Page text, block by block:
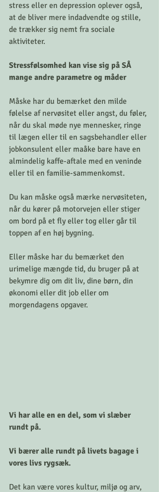
stress eller en depression oplever også,
at de bliver mere indadvendte og stille,
de trækker sig nemt fra sociale
aktiviteter.
Stressfølsomhed kan vise sig på SÅ
mange andre parametre og måder
Måske har du bemærket den milde
følelse af nervøsitet eller angst, du føler,
når du skal møde nye mennesker, ringe
til lægen eller til en sagsbehandler eller
jobkonsulent eller maåke bare have en
almindelig kaffe-aftale med en veninde
eller til en familie-sammenkomst.
Du kan måske også mærke nervøsiteten,
når du kører på motorvejen eller stiger
om bord på et fly eller tog eller går til
toppen af en høj bygning.
Eller måske har du bemærket den
urimelige mængde tid, du bruger på at
bekymre dig om dit liv, dine børn, din
økonomi eller dit job eller om
morgendagens opgaver.
Vi har alle en en del, som vi slæber
rundt på.
Vi bærer alle rundt på livets bagage i
vores livs rygsæk.
Det kan være vores kultur, miljø og arv,